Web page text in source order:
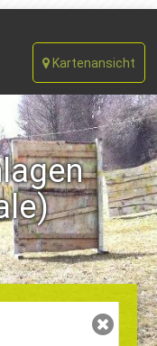
Kartenansicht